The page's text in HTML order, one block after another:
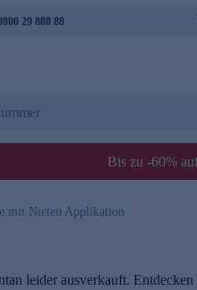
29 888 88
Bis zu -60%
mit Nieten Applikation
leider ausverkauft.